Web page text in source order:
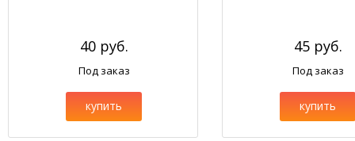
40 руб.
Под заказ
купить
45 руб.
Под заказ
купить